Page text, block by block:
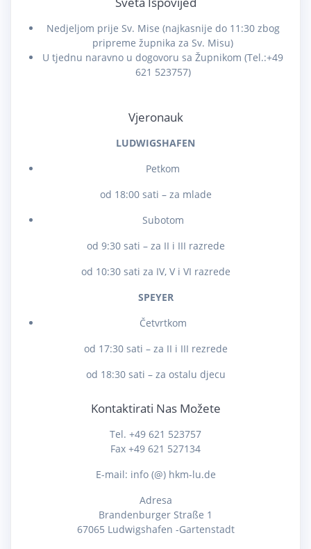
Nedjeljom prije Sv. Mise (najkasnije do 11:30 zbog
pripreme župnika za Sv. Misu)
U tjednu naravno u dogovoru sa Župnikom (Tel.:+49
621 523757)
Vjeronauk
LUDWIGSHAFEN
Petkom
od 18:00 sati – za mlade
Subotom
od 9:30 sati – za II i III razrede
od 10:30 sati za IV, V i VI razrede
SPEYER
Četvrtkom
od 17:30 sati – za II i III rezrede
od 18:30 sati – za ostalu djecu
Kontaktirati Nas Možete
Tel. +49 621 523757
Fax +49 621 527134
E-mail: info (@) hkm-lu.de
Adresa
Brandenburger Straße 1
67065 Ludwigshafen -Gartenstadt